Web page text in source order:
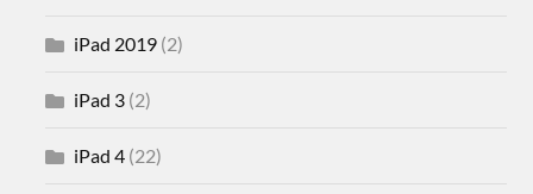
iPad 2019 (2)
iPad 3 (2)
iPad 4 (22)